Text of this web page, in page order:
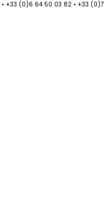
• +33 (0)6 64 50 03 82 • +33 (0)7